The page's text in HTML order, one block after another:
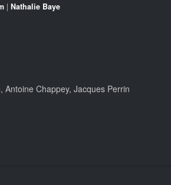
| Nathalie Baye
Antoine Chappey, Jacques Perrin